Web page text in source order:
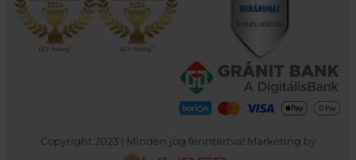
Copyright 2023 | Minden jog fenntartva! Marketing by